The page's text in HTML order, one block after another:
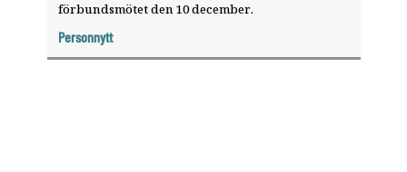
förbundsmötet den 10 december.
Personnytt